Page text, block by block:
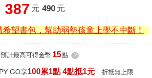
387 元 490元
希望書包，幫助弱勢孩童上學不中斷！
預計最高可得金幣 15點 ?
GO享100累1點 4點抵1元 折抵無上限